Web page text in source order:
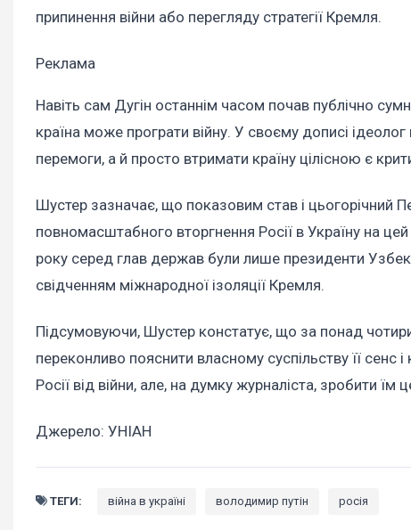
припинення війни або перегляду стратегії Кремля.
Реклама
Навіть сам Дугін останнім часом почав публічно
країна може програти війну. У своєму дописі
перемоги, а й просто втримати країну цілісною є
Шустер зазначає, що показовим став і
повномасштабного вторгнення Росії в Україну на
року серед глав держав були лише президенти
свідченням міжнародної ізоляції Кремля.
Підсумовуючи, Шустер констатує, що за понад
переконливо пояснити власному суспільству її сенс
Росії від війни, але, на думку журналіста, зробити їм
Джерело: УНІАН
ТЕГИ: війна в україні володимир путін росія